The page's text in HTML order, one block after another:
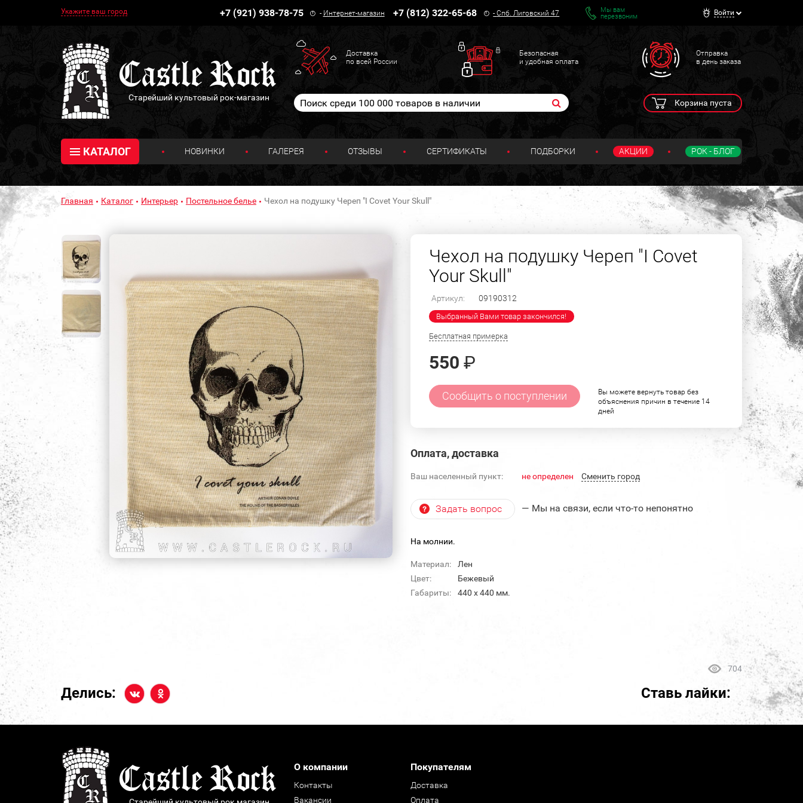
Укажите ваш город +7 (921) 938-78-75 - Интернет-магазин +7 (812) 322-65-68 -Спб. Лиговский 47
Мы вам
перезвоним
Войти
Старейший культовый рок-магазин
Доставка
по всей России
Безопасная
и удобная оплата
Отправка
в день заказа
Корзина пуста
КАТАЛОГ НОВИНКИ ГАЛЕРЕЯ ОТЗЫВЫ СЕРТИФИКАТЫ ПОДБОРКИ АКЦИИ РОК - БЛОГ
Главная Каталог Интерьер Постельное белье Чехол на подушку Череп "I Covet Your Skull"
Чехол на подушку Череп "I Covet
Your Skull"
Артикул: 09190312
Выбранный Вами товар закончился!
Бесплатная примерка
550 ₽
Сообщить о поступлении
Вы можете вернуть товар без
объяснения причин в течение 14
дней
Оплата, доставка
Ваш населенный пункт: не определен Cменить город
Задать вопрос — Мы на связи, если что-то непонятно
На молнии.
Материал:
Лен
Цвет:
Бежевый
Габариты:
440 х 440 мм.
704
Делись: Ставь лайки:
О компании
Контакты
Вакансии
Покупателям
Доставка
Оплата